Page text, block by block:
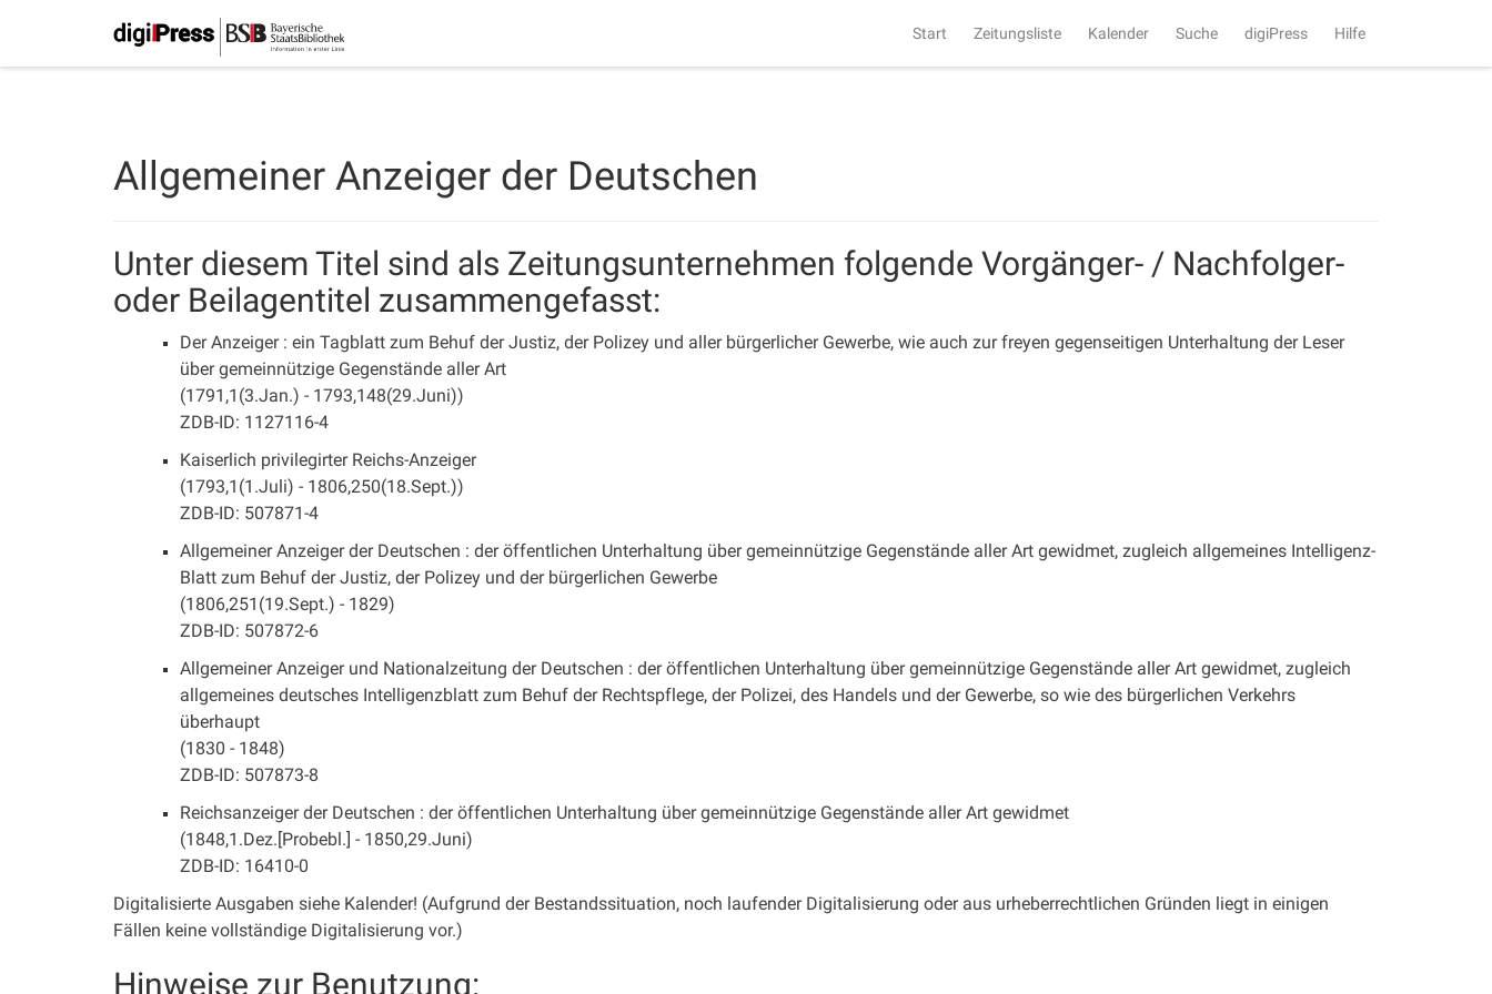
Start Zeitungsliste Kalender Suche digiPress Hilfe
Allgemeiner Anzeiger der Deutschen
Unter diesem Titel sind als Zeitungsunternehmen folgende Vorgänger- / Nachfolger-
oder Beilagentitel zusammengefasst:
Der Anzeiger : ein Tagblatt zum Behuf der Justiz, der Polizey und aller bürgerlicher Gewerbe, wie auch zur freyen gegenseitigen Unterhaltung der Leser
über gemeinnützige Gegenstände aller Art
(1791,1(3.Jan.) - 1793,148(29.Juni))
ZDB-ID: 1127116-4
Kaiserlich privilegirter Reichs-Anzeiger
(1793,1(1.Juli) - 1806,250(18.Sept.))
ZDB-ID: 507871-4
Allgemeiner Anzeiger der Deutschen : der öffentlichen Unterhaltung über gemeinnützige Gegenstände aller Art gewidmet, zugleich allgemeines Intelligenz-
Blatt zum Behuf der Justiz, der Polizey und der bürgerlichen Gewerbe
(1806,251(19.Sept.) - 1829)
ZDB-ID: 507872-6
Allgemeiner Anzeiger und Nationalzeitung der Deutschen : der öffentlichen Unterhaltung über gemeinnützige Gegenstände aller Art gewidmet, zugleich
allgemeines deutsches Intelligenzblatt zum Behuf der Rechtspflege, der Polizei, des Handels und der Gewerbe, so wie des bürgerlichen Verkehrs
überhaupt
(1830 - 1848)
ZDB-ID: 507873-8
Reichsanzeiger der Deutschen : der öffentlichen Unterhaltung über gemeinnützige Gegenstände aller Art gewidmet
(1848,1.Dez.[Probebl.] - 1850,29.Juni)
ZDB-ID: 16410-0
Digitalisierte Ausgaben siehe Kalender! (Aufgrund der Bestandssituation, noch laufender Digitalisierung oder aus urheberrechtlichen Gründen liegt in einigen
Fällen keine vollständige Digitalisierung vor.)
Hinweise zur Benutzung: